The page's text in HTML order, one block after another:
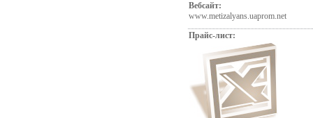
Вебсайт:
www.metizalyans.uaprom.net
Прайс-лист: